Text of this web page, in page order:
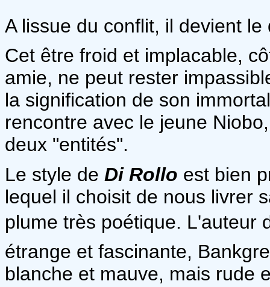
A lissue du conflit, il devient
Cet être froid et implacable,
amie, ne peut rester
la signification de son
rencontre avec le jeune
deux "entités".
Le style de Di Rollo est bien
lequel il choisit de nous livrer
plume très poétique. L'auteur
étrange et fascinante,
blanche et mauve, mais rude